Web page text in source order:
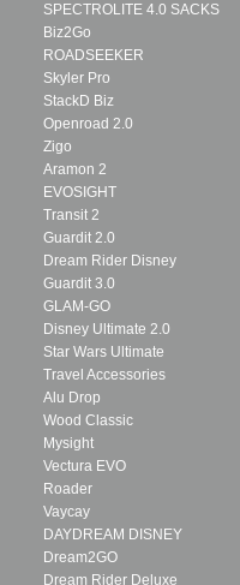
SPECTROLITE 4.0 SACKS
Biz2Go
ROADSEEKER
Skyler Pro
StackD Biz
Openroad 2.0
Zigo
Aramon 2
EVOSIGHT
Transit 2
Guardit 2.0
Dream Rider Disney
Guardit 3.0
GLAM-GO
Disney Ultimate 2.0
Star Wars Ultimate
Travel Accessories
Alu Drop
Wood Classic
Mysight
Vectura EVO
Roader
Vaycay
DAYDREAM DISNEY
Dream2GO
Dream Rider Deluxe